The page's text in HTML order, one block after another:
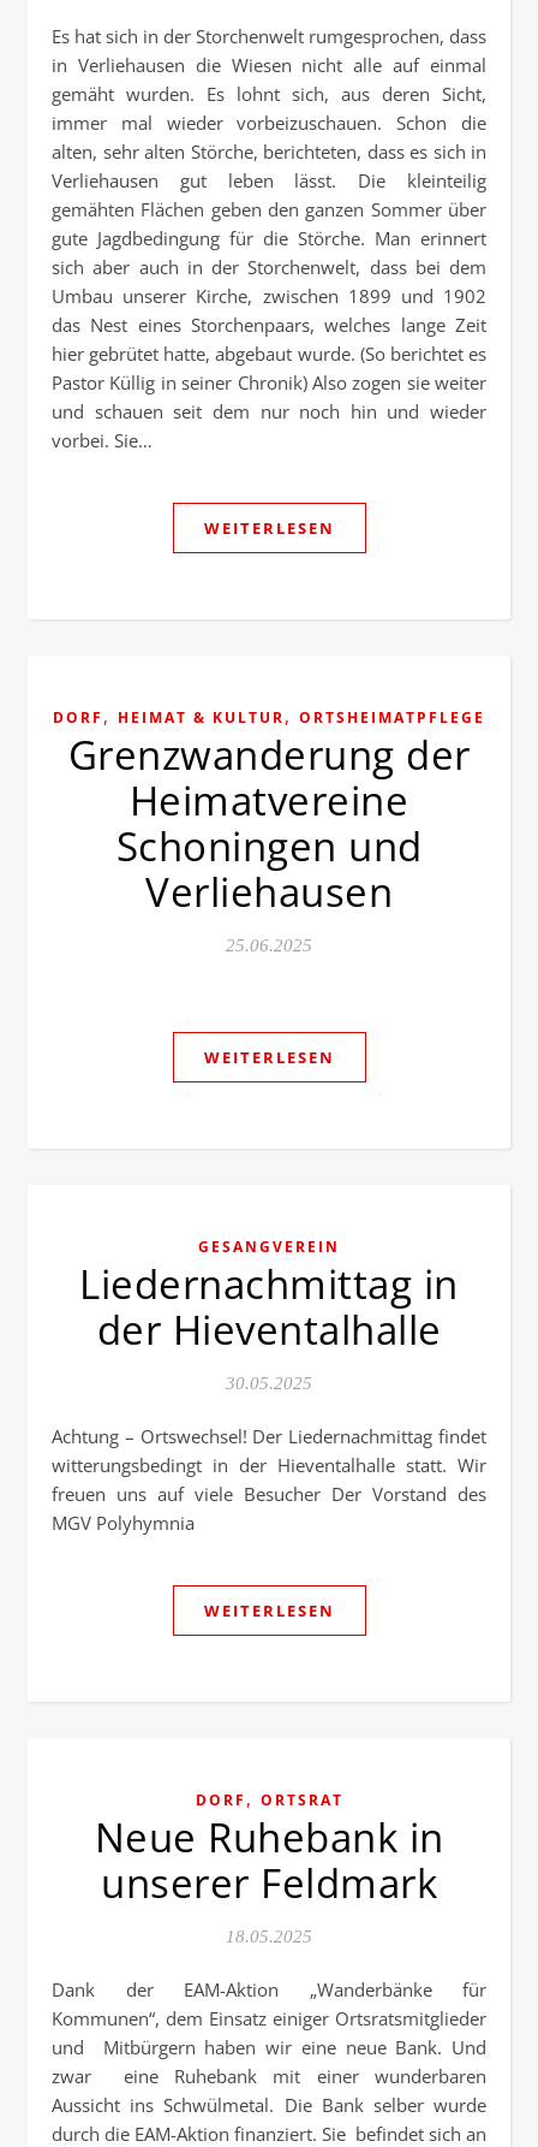
Es hat sich in der Storchenwelt rumgesprochen, dass
in Verliehausen die Wiesen nicht alle auf einmal
gemäht wurden. Es lohnt sich, aus deren Sicht,
immer mal wieder vorbeizuschauen. Schon die
alten, sehr alten Störche, berichteten, dass es sich in
Verliehausen gut leben lässt. Die kleinteilig
gemähten Flächen geben den ganzen Sommer über
gute Jagdbedingung für die Störche. Man erinnert
sich aber auch in der Storchenwelt, dass bei dem
Umbau unserer Kirche, zwischen 1899 und 1902
das Nest eines Storchenpaars, welches lange Zeit
hier gebrütet hatte, abgebaut wurde. (So berichtet es
Pastor Küllig in seiner Chronik) Also zogen sie weiter
und schauen seit dem nur noch hin und wieder
vorbei. Sie…
WEITERLESEN
DORF , HEIMAT & KULTUR, ORTSHEIMATPFLEGE
Grenzwanderung der
Heimatvereine
Schoningen und
Verliehausen
25.06.2025
WEITERLESEN
GESANGVEREIN
Liedernachmittag in
der Hieventalhalle
30.05.2025
Achtung – Ortswechsel! Der Liedernachmittag findet
witterungsbedingt in der Hieventalhalle statt. Wir
freuen uns auf viele Besucher Der Vorstand des
MGV Polyhymnia
WEITERLESEN
DORF , ORTSRAT
Neue Ruhebank in
unserer Feldmark
18.05.2025
Dank der EAM-Aktion „Wanderbänke für
Kommunen“, dem Einsatz einiger Ortsratsmitglieder
und Mitbürgern haben wir eine neue Bank. Und
zwar eine Ruhebank mit einer wunderbaren
Aussicht ins Schwülmetal. Die Bank selber wurde
durch die EAM-Aktion finanziert. Sie befindet sich an